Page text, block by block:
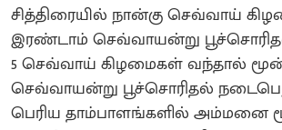
சித்திரையில் நான்கு செவ்வாய்
இரண்டாம் செவ்வாயன்று
5 செவ்வாய் கிழமைகள் வந்தால்
செவ்வாயன்று பூச்சொரிதல்
பெரிய தாம்பாளங்களில் அம்மனை